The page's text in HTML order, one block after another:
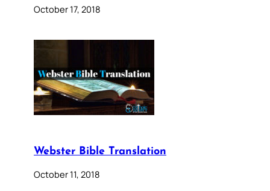
October 17, 2018
Webster Bible Translation
October 11, 2018